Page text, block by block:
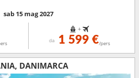
sab 15 mag 2027
+
da 1 599 €/pers
DANIMARCA